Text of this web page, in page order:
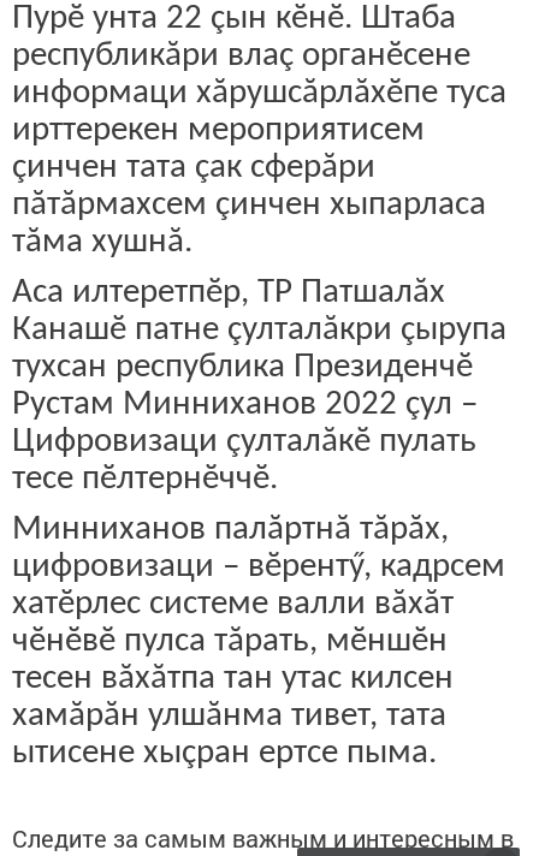
Пурӗ унта 22 çын кӗнӗ. Штаба
республикăри влаç органӗсене
информаци хăрушсăрлăхӗпе туса
ирттерекен мероприятисем
çинчен тата çак сферăри
пăтăрмахсем çинчен хыпарласа
тăма хушнă.
Аса илтеретпӗр, ТР Патшалăх
Канашӗ патне çулталăкри çырупа
тухсан республика Президенчӗ
Рустам Минниханов 2022 çул –
Цифровизаци çулталăкӗ пулать
тесе пӗлтернӗччӗ.
Минниханов палăртнă тăрăх,
цифровизаци – вӗрентӳ, кадрсем
хатӗрлес системе валли вăхăт
чӗнӗвӗ пулса тăрать, мӗншӗн
тесен вăхăтпа тан утас килсен
хамăрăн улшăнма тивет, тата
ытисене хыçран ертсе пыма.
Следите за самым важным и интересным в